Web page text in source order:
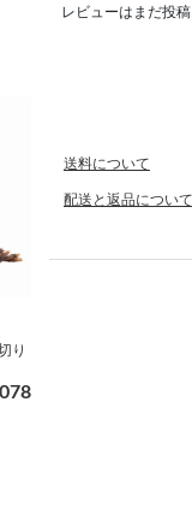
り
レビューはまだ投
送料について
配送と返品について